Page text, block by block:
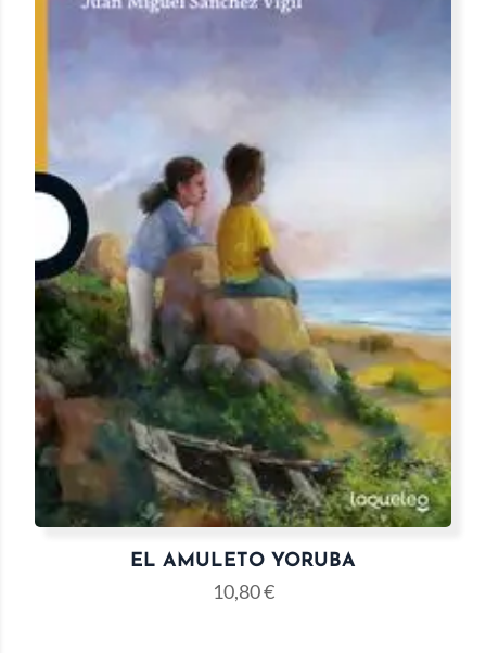
EL AMULETO YORUBA
10,80€